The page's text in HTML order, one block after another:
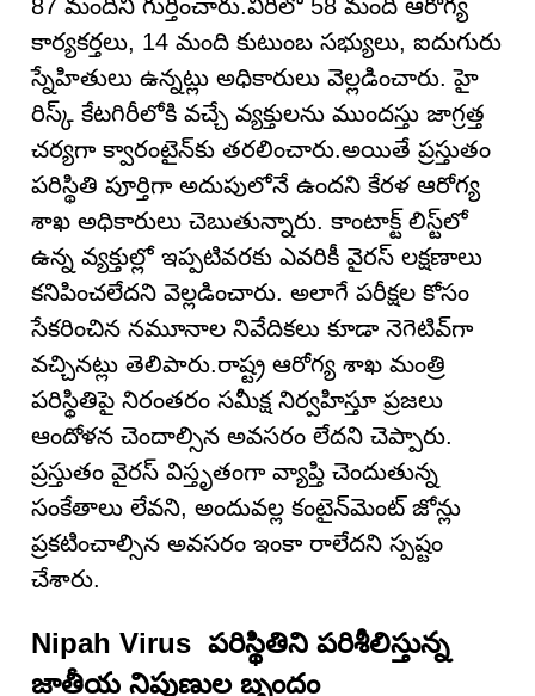
87 మందిని గుర్తించారు.వీరిలో 58 మంది ఆరోగ్య
కార్యకర్తలు, 14 మంది కుటుంబ సభ్యులు, ఐదుగురు
స్నేహితులు ఉన్నట్లు అధికారులు వెల్లడించారు. హై
రిస్క్ కేటగిరీలోకి వచ్చే వ్యక్తులను ముందస్తు జాగ్రత్త
చర్యగా క్వారంటైన్‌కు తరలించారు.అయితే ప్రస్తుతం
పరిస్థితి పూర్తిగా అదుపులోనే ఉందని కేరళ ఆరోగ్య
శాఖ అధికారులు చెబుతున్నారు. కాంటాక్ట్ లిస్ట్‌లో
ఉన్న వ్యక్తుల్లో ఇప్పటివరకు ఎవరికీ వైరస్ లక్షణాలు
కనిపించలేదని వెల్లడించారు. అలాగే పరీక్షల కోసం
సేకరించిన నమూనాల నివేదికలు కూడా నెగెటివ్‌గా
వచ్చినట్లు తెలిపారు.రాష్ట్ర ఆరోగ్య శాఖ మంత్రి
పరిస్థితిపై నిరంతరం సమీక్ష నిర్వహిస్తూ ప్రజలు
ఆందోళన చెందాల్సిన అవసరం లేదని చెప్పారు.
ప్రస్తుతం వైరస్ విస్తృతంగా వ్యాప్తి చెందుతున్న
సంకేతాలు లేవని, అందువల్ల కంటైన్‌మెంట్ జోన్లు
ప్రకటించాల్సిన అవసరం ఇంకా రాలేదని స్పష్టం
చేశారు.
Nipah Virus పరిస్థితిని పరిశీలిస్తున్న
జాతీయ నిపుణుల బృందం